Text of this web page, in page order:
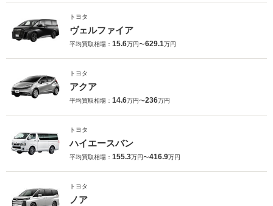
トヨタ
ヴェルファイア
平均買取相場： 15.6万円〜629.1万円
トヨタ
アクア
平均買取相場： 14.6万円〜236万円
トヨタ
ハイエースバン
平均買取相場： 155.3万円〜416.9万円
トヨタ
ノア